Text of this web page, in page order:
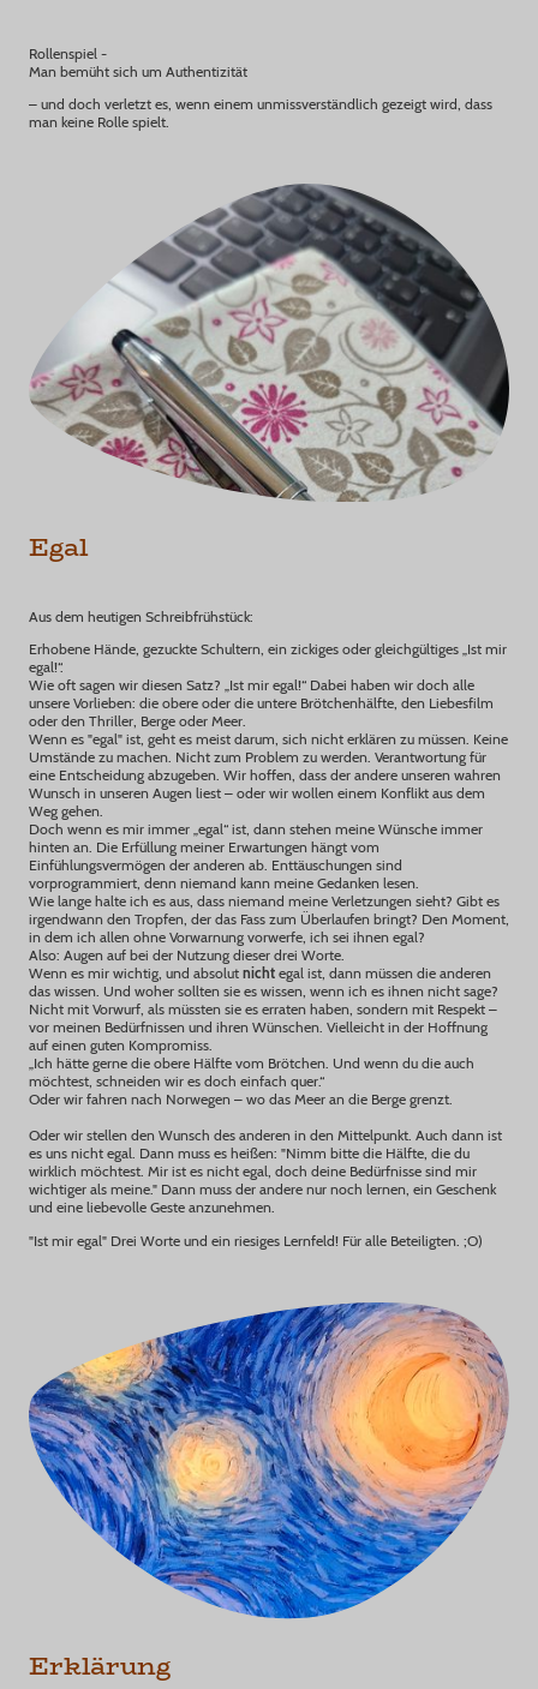
Rollenspiel -
Man bemüht sich um Authentizität
– und doch verletzt es, wenn einem unmissverständlich gezeigt wird, dass
man keine Rolle spielt.
Egal
Aus dem heutigen Schreibfrühstück:
Erhobene Hände, gezuckte Schultern, ein zickiges oder gleichgültiges „Ist mir
egal!“.
Wie oft sagen wir diesen Satz? „Ist mir egal!“ Dabei haben wir doch alle
unsere Vorlieben: die obere oder die untere Brötchenhälfte, den Liebesfilm
oder den Thriller, Berge oder Meer.
Wenn es "egal" ist, geht es meist darum, sich nicht erklären zu müssen. Keine
Umstände zu machen. Nicht zum Problem zu werden. Verantwortung für
eine Entscheidung abzugeben. Wir hoffen, dass der andere unseren wahren
Wunsch in unseren Augen liest – oder wir wollen einem Konflikt aus dem
Weg gehen.
Doch wenn es mir immer „egal“ ist, dann stehen meine Wünsche immer
hinten an. Die Erfüllung meiner Erwartungen hängt vom
Einfühlungsvermögen der anderen ab. Enttäuschungen sind
vorprogrammiert, denn niemand kann meine Gedanken lesen.
Wie lange halte ich es aus, dass niemand meine Verletzungen sieht? Gibt es
irgendwann den Tropfen, der das Fass zum Überlaufen bringt? Den Moment,
in dem ich allen ohne Vorwarnung vorwerfe, ich sei ihnen egal?
Also: Augen auf bei der Nutzung dieser drei Worte.
Wenn es mir wichtig, und absolut nicht egal ist, dann müssen die anderen
das wissen. Und woher sollten sie es wissen, wenn ich es ihnen nicht sage?
Nicht mit Vorwurf, als müssten sie es erraten haben, sondern mit Respekt –
vor meinen Bedürfnissen und ihren Wünschen. Vielleicht in der Hoffnung
auf einen guten Kompromiss.
„Ich hätte gerne die obere Hälfte vom Brötchen. Und wenn du die auch
möchtest, schneiden wir es doch einfach quer.“
Oder wir fahren nach Norwegen – wo das Meer an die Berge grenzt.
Oder wir stellen den Wunsch des anderen in den Mittelpunkt. Auch dann ist
es uns nicht egal. Dann muss es heißen: "Nimm bitte die Hälfte, die du
wirklich möchtest. Mir ist es nicht egal, doch deine Bedürfnisse sind mir
wichtiger als meine." Dann muss der andere nur noch lernen, ein Geschenk
und eine liebevolle Geste anzunehmen.
"Ist mir egal" Drei Worte und ein riesiges Lernfeld! Für alle Beteiligten. ;O)
Erklärung